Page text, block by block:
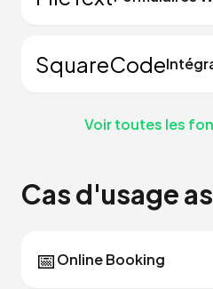
SquareCode
Voir toutes les
Cas d'usage
📅Online Booking